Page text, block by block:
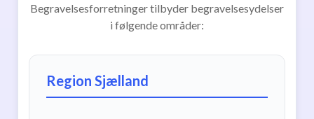
Begravelsesforretninger tilbyder begravelsesydelser
i følgende områder:
Region Sjælland